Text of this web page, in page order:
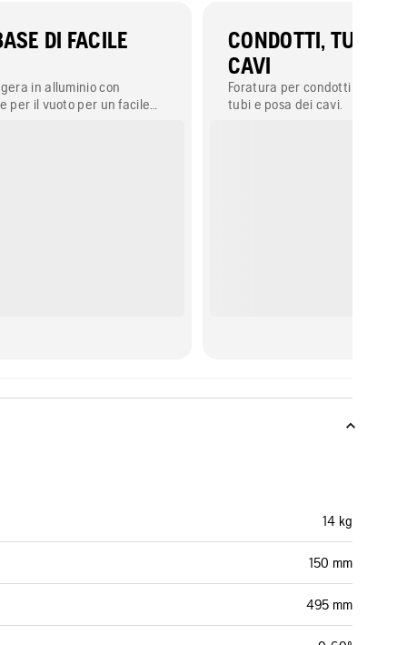
DI FACILE
in alluminio con
per il vuoto per un facile
CONDOTTI, TUBI E
CAVI
Foratura per condotti di
tubi e posa dei cavi.
14 kg
150 mm
495 mm